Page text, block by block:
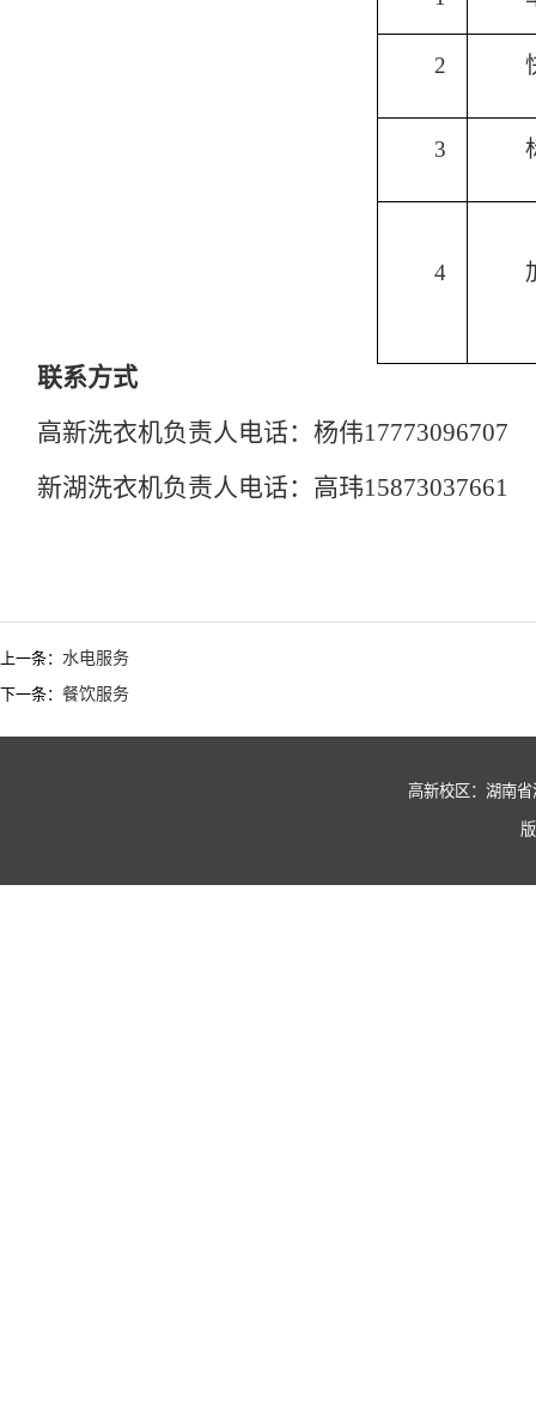
2
3
4
联系方式
高新洗衣机负责人电话：杨伟17773096707
新湖洗衣机负责人电话： 高玮15873037661
上一条： 水电服务
下一条： 餐饮服务
高新校区：湖南省